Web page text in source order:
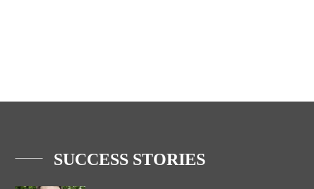
SUCCESS STORIES